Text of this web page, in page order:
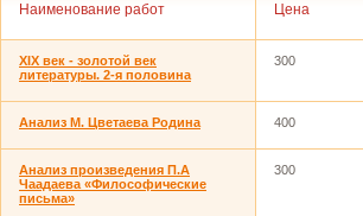
Наименование работ Цена
XIX век - золотой век
литературы. 2-я половина
300
Анализ М. Цветаева Родина 400
Анализ произведения П.А
Чаадаева «Философические
письма»
300